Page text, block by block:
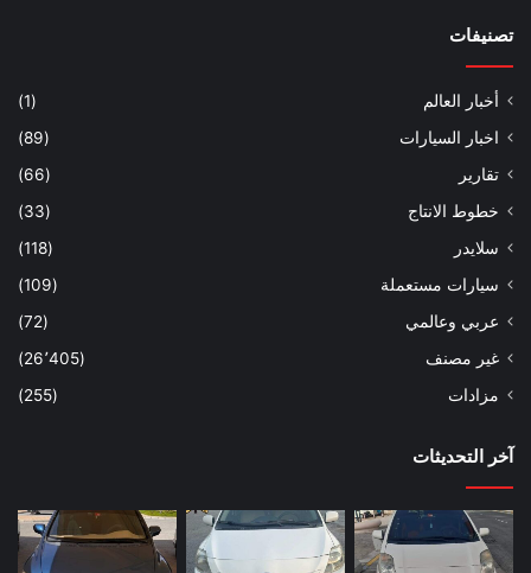
تصنيفات
أخبار العالم
(1)
اخبار السيارات
(89)
تقارير
(66)
خطوط الانتاج
(33)
سلايدر
(118)
سيارات مستعملة
(109)
عربي وعالمي
(72)
غير مصنف
(26٬405)
مزادات
(255)
آخر التحديثات